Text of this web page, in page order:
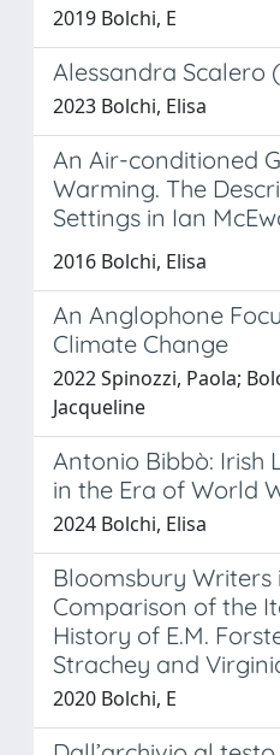
2019 Bolchi, E
Alessandra Scalero
2023 Bolchi, Elisa
An Air-conditioned
Warming. The
Settings in Ian
2016 Bolchi, Elisa
An Anglophone
Climate Change
2022 Spinozzi, Paola;
Jacqueline
Antonio Bibbò: Irish
in the Era of World
2024 Bolchi, Elisa
Bloomsbury Writers
Comparison of the
History of E.M.
Strachey and
2020 Bolchi, E